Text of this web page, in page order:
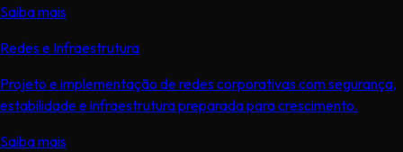
Saiba mais
Redes e Infraestrutura
Projeto e implementação de redes corporativas com segurança,
estabilidade e infraestrutura preparada para crescimento.
Saiba mais